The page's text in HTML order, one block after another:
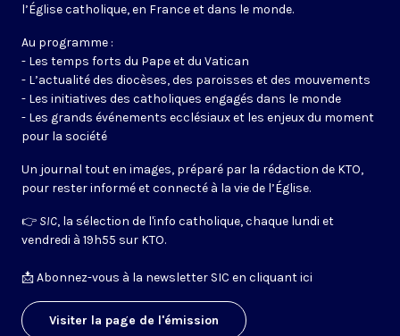
l’Église catholique, en France et dans le monde.
Au programme :
- Les temps forts du Pape et du Vatican
- L’actualité des diocèses, des paroisses et des mouvements
- Les initiatives des catholiques engagés dans le monde
- Les grands événements ecclésiaux et les enjeux du moment
pour la société
Un journal tout en images, préparé par la rédaction de KTO,
pour rester informé et connecté à la vie de l’Église.
👉 SIC, la sélection de l'info catholique, chaque lundi et
vendredi à 19h55 sur KTO.
📩Abonnez-vous à la newsletter SIC en cliquant ici
Visiter la page de l'émission